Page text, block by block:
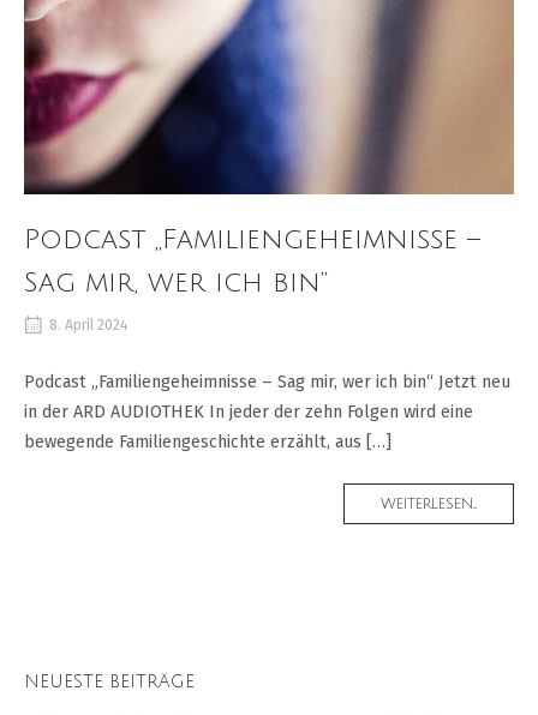
Podcast „Familiengeheimnisse –
Sag mir, wer ich bin“
8. April 2024
Podcast „Familiengeheimnisse – Sag mir, wer ich bin“ Jetzt neu
in der ARD AUDIOTHEK In jeder der zehn Folgen wird eine
bewegende Familiengeschichte erzählt, aus […]
WEITERLESEN...
NEUESTE BEITRÄGE